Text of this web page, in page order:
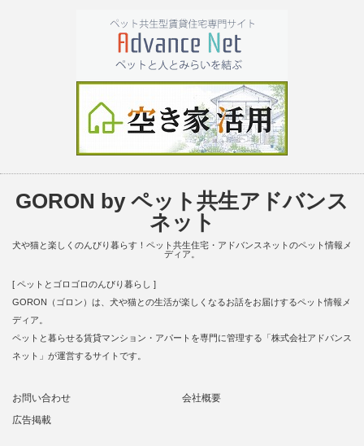
GORON by ペット共生アドバンス
ネット
犬や猫と楽しくのんびり暮らす！ペット共生住宅・アドバンスネットのペット情報メ
ディア。
[ ペットとゴロゴロのんびり暮らし ]
GORON（ゴロン）は、犬や猫との生活が楽しくなるお話をお届けするペット情報メ
ディア。
ペットと暮らせる賃貸マンション・アパートを専門に管理する「株式会社アドバンス
ネット」が運営するサイトです。
お問い合わせ
会社概要
広告掲載